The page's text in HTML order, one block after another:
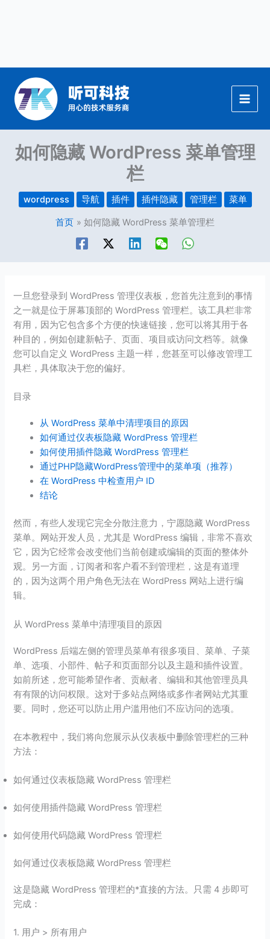
如何隐藏 WordPress 菜单管理
栏
wordpress 导航 插件 插件隐藏 管理栏 菜单
首页 如何隐藏 WordPress 菜单管理栏
一旦您登录到 WordPress 管理仪表板，您首先注意到的事情
之一就是位于屏幕顶部的 WordPress 管理栏。该工具栏非常
有用，因为它包含多个方便的快速链接，您可以将其用于各
种目的，例如创建新帖子、页面、项目或访问文档等。就像
您可以自定义 WordPress 主题一样，您甚至可以修改管理工
具栏，具体取决于您的偏好。
目录
从 WordPress 菜单中清理项目的原因
如何通过仪表板隐藏 WordPress 管理栏
如何使用插件隐藏 WordPress 管理栏
通过PHP隐藏WordPress管理中的菜单项（推荐）
在 WordPress 中检查用户 ID
结论
然而，有些人发现它完全分散注意力，宁愿隐藏 WordPress
菜单。网站开发人员，尤其是 WordPress 编辑，非常不喜欢
它，因为它经常会改变他们当前创建或编辑的页面的整体外
观。另一方面，订阅者和客户看不到管理栏，这是有道理
的，因为这两个用户角色无法在 WordPress 网站上进行编
辑。
从 WordPress 菜单中清理项目的原因
WordPress 后端左侧的管理员菜单有很多项目、菜单、子菜
单、选项、小部件、帖子和页面部分以及主题和插件设置。
如前所述，您可能希望作者、贡献者、编辑和其他管理员具
有有限的访问权限。这对于多站点网络或多作者网站尤其重
要。同时，您还可以防止用户滥用他们不应访问的选项。
在本教程中，我们将向您展示从仪表板中删除管理栏的三种
方法：
如何通过仪表板隐藏 WordPress 管理栏
如何使用插件隐藏 WordPress 管理栏
如何使用代码隐藏 WordPress 管理栏
如何通过仪表板隐藏 WordPress 管理栏
这是隐藏 WordPress 管理栏的*直接的方法。只需 4 步即可
完成：
1. 用户 > 所有用户